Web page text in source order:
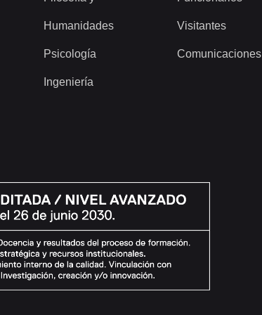
Humanidades
Psicología
Ingeniería
Visitantes
Comunicaciones